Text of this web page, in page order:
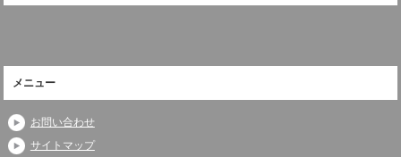
メニュー
お問い合わせ
サイトマップ